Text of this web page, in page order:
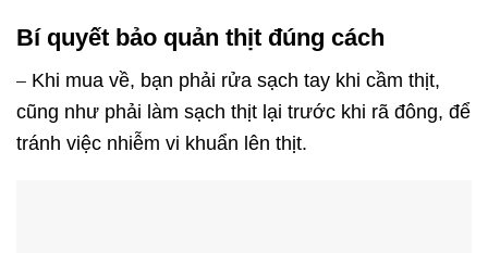
Bí quyết bảo quản thịt đúng cách
– Khi mua về, bạn phải rửa sạch tay khi cầm thịt,
cũng như phải làm sạch thịt lại trước khi rã đông, để
tránh việc nhiễm vi khuẩn lên thịt.